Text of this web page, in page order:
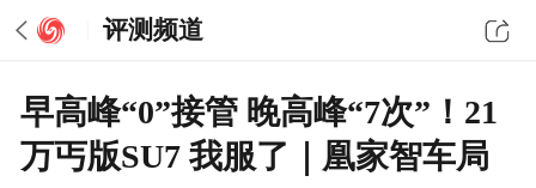
评测频道
早高峰“0”接管 晚高峰“7次”！21
万丐版SU7 我服了｜凰家智车局